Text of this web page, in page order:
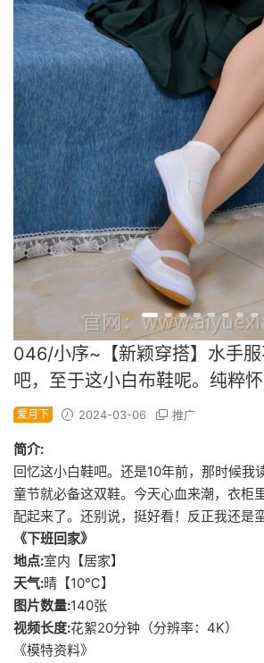
046/小序~【新颖穿搭】水手
吧，至于这小白布鞋呢。纯粹怀
爱月下 2024-03-06 推广
简介:
回忆这小白鞋吧。还是10年前，那时候我
童节就必备这双鞋。今天心血来潮，衣柜
配起来了。还别说，挺好看！反正我还是
《下班回家》
地点:室内【居家】
天气:晴【10℃】
图片数量:140张
视频长度:花絮20分钟（分辨率：4K）
《模特资料》